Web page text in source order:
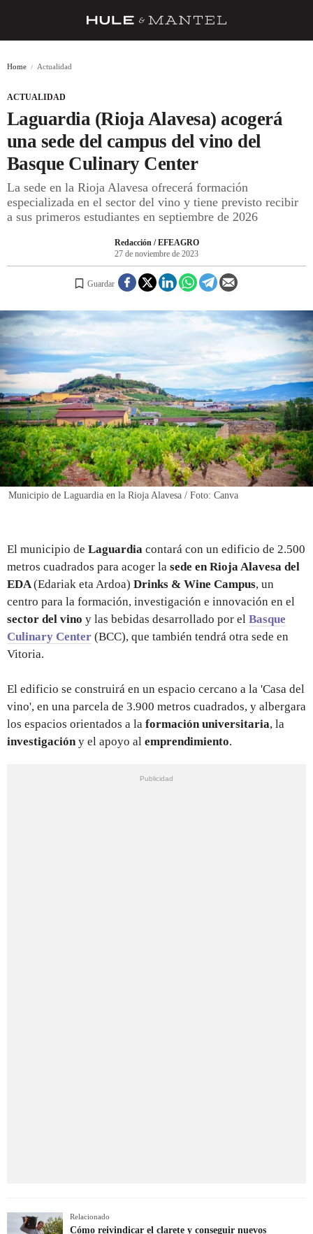
BARRAS Y ESTRELLAS
DÓNDE COMER
ÍDOLOS DE MESAS
CUADERNO DE VIAJE
REGISTRO
INICIAR SESIÓN
Home Actualidad
ACTUALIDAD
Laguardia (Rioja Alavesa) acogerá
una sede del campus del vino del
Basque Culinary Center
La sede en la Rioja Alavesa ofrecerá formación
especializada en el sector del vino y tiene previsto recibir
a sus primeros estudiantes en septiembre de 2026
Redacción / EFEAGRO
27 de noviembre de 2023
Guardar
Municipio de Laguardia en la Rioja Alavesa / Foto: Canva
El municipio de Laguardia contará con un edificio de 2.500
metros cuadrados para acoger la sede en Rioja Alavesa del
EDA(Edariak eta Ardoa) Drinks & Wine Campus, un
centro para la formación, investigación e innovación en el
sector del vino y las bebidas desarrollado por el Basque
Culinary Center (BCC), que también tendrá otra sede en
Vitoria.
El edificio se construirá en un espacio cercano a la 'Casa del
vino', en una parcela de 3.900 metros cuadrados, y albergara
los espacios orientados a la formación universitaria, la
investigacióny el apoyo al emprendimiento.
Relacionado
Cómo reivindicar el clarete y conseguir nuevos